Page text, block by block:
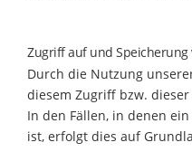
Zugriff auf und
Durch die Nutzung
diesem Zugriff bzw.
In den Fällen, in denen
ist, erfolgt dies auf